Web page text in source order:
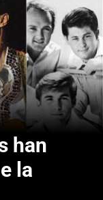
han
la